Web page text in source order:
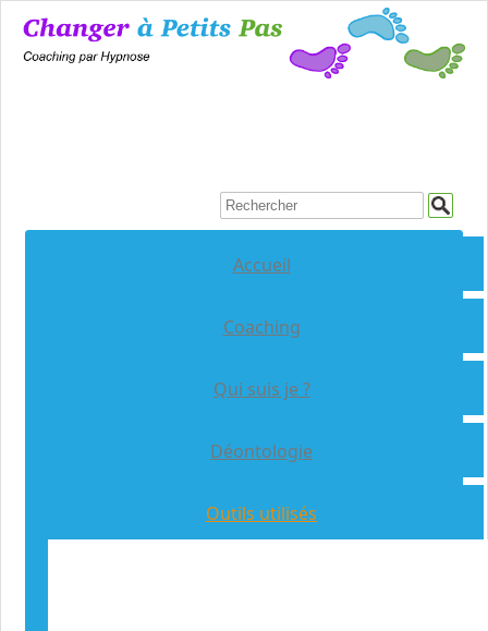
Accueil
Coaching
Qui suis je ?
Déontologie
Outils utilisés